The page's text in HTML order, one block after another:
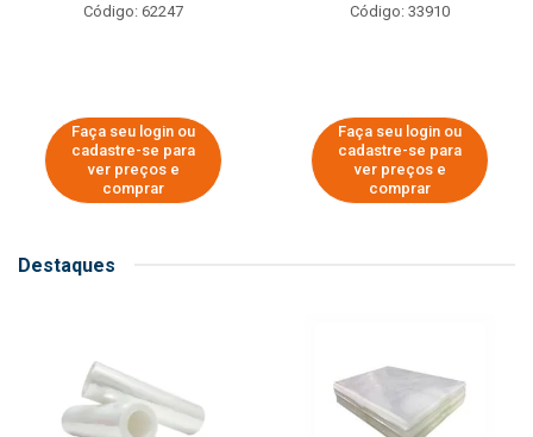
Código: 62247
Faça seu login ou
cadastre-se para
ver preços e
comprar
Código: 33910
Faça seu login ou
cadastre-se para
ver preços e
comprar
Destaques